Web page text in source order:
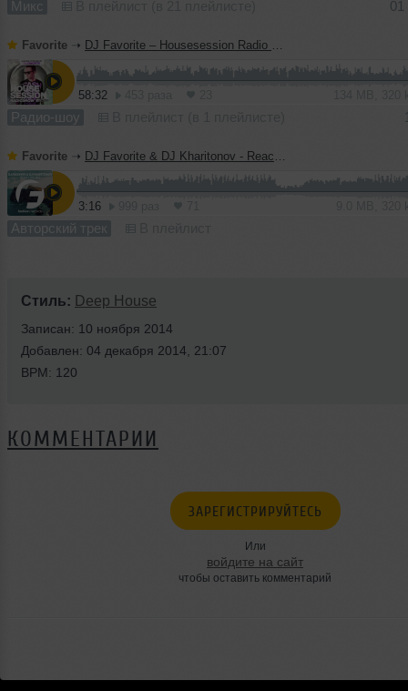
Микс 01
Favorite ➝ DJ Favorite – Housesession Radio Show #1021
58:32
Радио-шоу
Favorite ➝ DJ Favorite & DJ Kharitonov - Reach The Sky (Radio Edit)
3:16
Авторский трек
Стиль: Deep House
Записан: 10 ноября 2014
Добавлен: 04 декабря 2014, 21:07
BPM: 120
КОММЕНТАРИИ
ЗАРЕГИСТРИРУЙТЕСЬ
Или
войдите на сайт
чтобы оставить комментарий